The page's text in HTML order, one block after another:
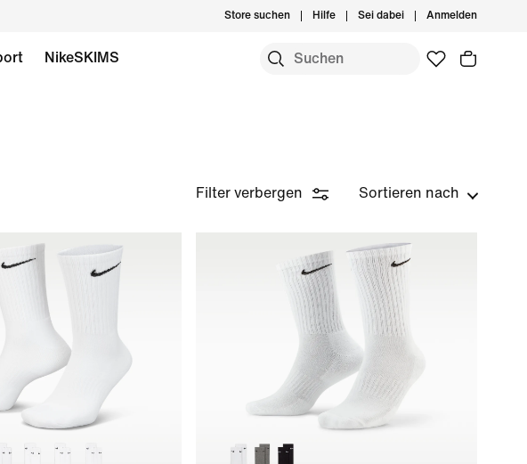
Store suchen Hilfe Sei dabei Anmelden
NikeSKIMS
Filter verbergen Sortieren nach